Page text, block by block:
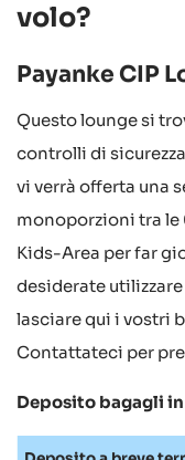
volo?
Payanke CIP
Questo lounge si
controlli di
vi verrà offerta una
monoporzioni tra le
Kids-Area per far
desiderate
lasciare qui i vostri
Contattateci per
Deposito bagagli